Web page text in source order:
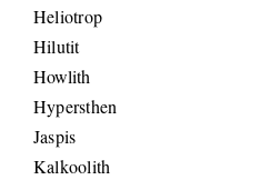
Heliotrop
Hilutit
Howlith
Hypersthen
Jaspis
Kalkoolith